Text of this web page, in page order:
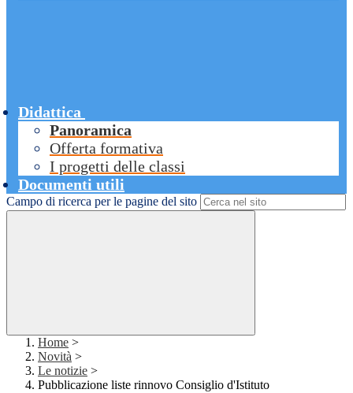
Didattica
Panoramica
Offerta formativa
I progetti delle classi
Documenti utili
Campo di ricerca per le pagine del sito
Home >
Novità >
Le notizie >
Pubblicazione liste rinnovo Consiglio d'Istituto